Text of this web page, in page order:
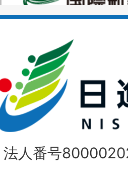
ラ
枚
ス
ラ
イ
ド
1
枚
目
の
法人番号